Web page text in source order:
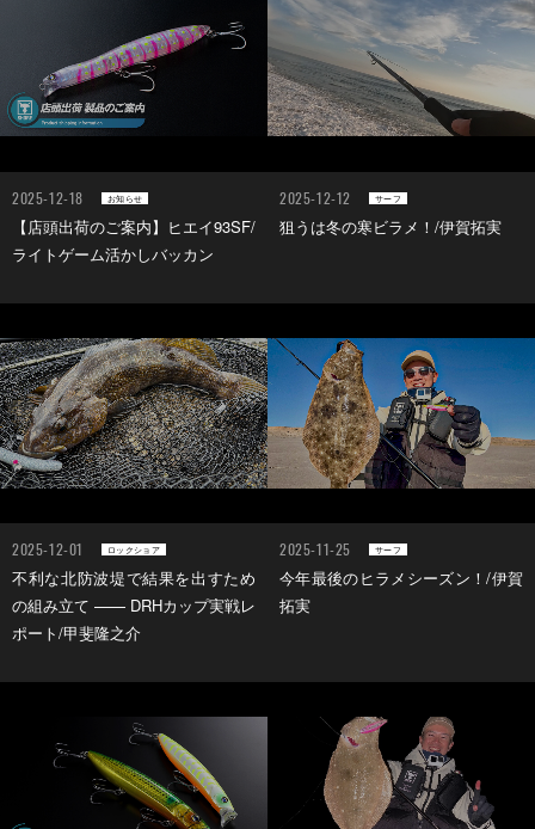
2025-12-18 お知らせ
【店頭出荷のご案内】ヒエイ93SF/
ライトゲーム活かしバッカン
2025-12-12 サーフ
狙うは冬の寒ビラメ！/伊賀拓実
2025-12-01 ロックショア
不利な北防波堤で結果を出すため
の組み立て —— DRHカップ実戦レ
ポート/甲斐隆之介
2025-11-25 サーフ
今年最後のヒラメシーズン！/伊賀
拓実